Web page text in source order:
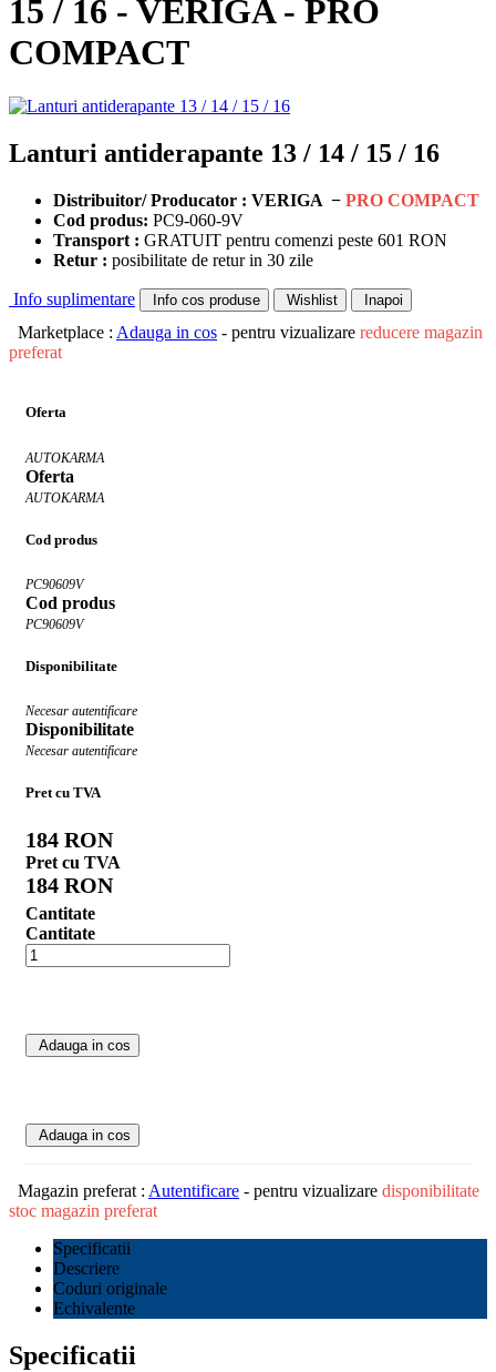
15 / 16 - VERIGA - PRO
COMPACT
Lanturi antiderapante 13 / 14 / 15 / 16
Distribuitor/ Producator : VERIGA − PRO COMPACT
Cod produs: PC9-060-9V
Transport : GRATUIT pentru comenzi peste 601 RON
Retur : posibilitate de retur in 30 zile
Info suplimentare Info cos produse Wishlist Inapoi
Marketplace : Adauga in cos - pentru vizualizare reducere magazin
preferat
Oferta
AUTOKARMA
Oferta
AUTOKARMA
Cod produs
PC90609V
Cod produs
PC90609V
Disponibilitate
Necesar autentificare
Disponibilitate
Necesar autentificare
Pret cu TVA
184 RON
Pret cu TVA
184 RON
Cantitate
Cantitate
Adauga in cos
Adauga in cos
Magazin preferat : Autentificare - pentru vizualizare disponibilitate
stoc magazin preferat
Specificatii
Descriere
Coduri originale
Echivalente
Specificatii